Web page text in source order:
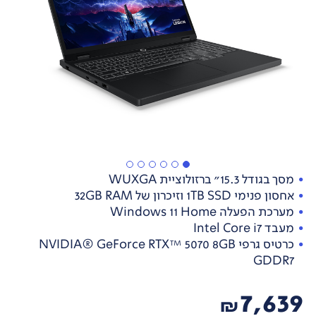
מסך בגודל 15.3" ברזולוציית ‎WUXGA
אחסון פנימי 1TB SSD וזיכרון של 32GB RAM
מערכת הפעלה Windows 11 Home
מעבד Intel Core i7
כרטיס גרפי NVIDIA® GeForce RTX™ 5070 8GB
GDDR7
7,639
₪